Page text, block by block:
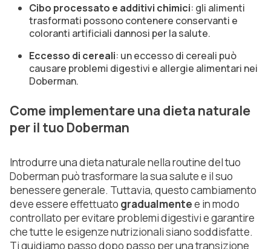
Cibo processato e additivi chimici: gli alimenti
trasformati possono contenere conservanti e
coloranti artificiali dannosi per la salute.
Eccesso di cereali: un eccesso di cereali può
causare problemi digestivi e allergie alimentari nei
Doberman.
Come implementare una dieta naturale
per il tuo Doberman
Introdurre una dieta naturale nella routine del tuo
Doberman può trasformare la sua salute e il suo
benessere generale. Tuttavia, questo cambiamento
deve essere effettuato gradualmentee in modo
controllato per evitare problemi digestivi e garantire
che tutte le esigenze nutrizionali siano soddisfatte.
Ti guidiamo passo dopo passo per una transizione